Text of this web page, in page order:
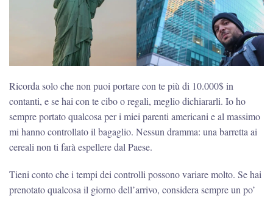
Ricorda solo che non puoi portare con te più di 10.000$ in
contanti, e se hai con te cibo o regali, meglio dichiararli. Io ho
sempre portato qualcosa per i miei parenti americani e al massimo
mi hanno controllato il bagaglio. Nessun dramma: una barretta ai
cereali non ti farà espellere dal Paese.
Tieni conto che i tempi dei controlli possono variare molto. Se hai
prenotato qualcosa il giorno dell’arrivo, considera sempre un po’